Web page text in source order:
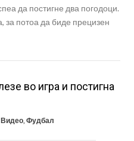
да постигне два погодоци.
за потоа да биде прецизен
во игра и постигна
Видео,Фудбал